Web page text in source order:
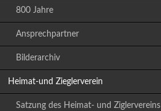
800 Jahre
Ansprechpartner
Bilderarchiv
Heimat-und Zieglerverein
Satzung des Heimat- und Ziglervereins